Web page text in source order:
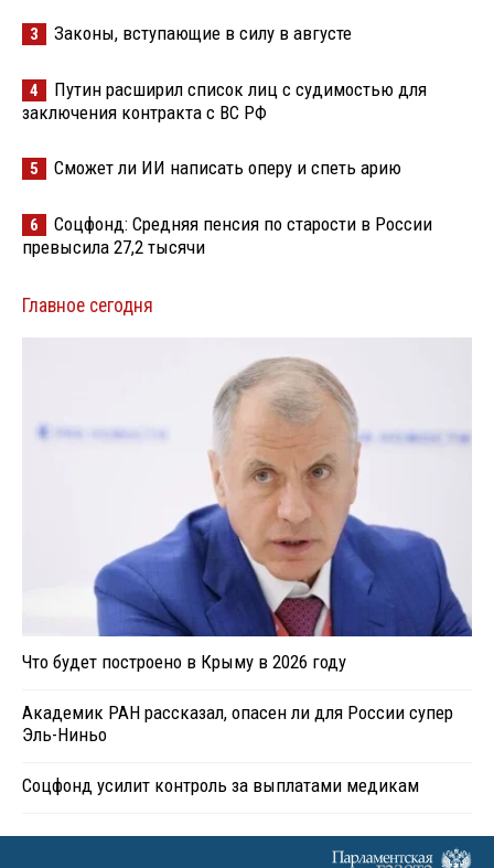
3 Законы, вступающие в силу в августе
4
Путин расширил список лиц с судимостью для
заключения контракта с ВС РФ
5 Сможет ли ИИ написать оперу и спеть арию
6
Соцфонд: Средняя пенсия по старости в России
превысила 27,2 тысячи
Главное сегодня
Что будет построено в Крыму в 2026 году
Академик РАН рассказал, опасен ли для России супер
Эль-Ниньо
Соцфонд усилит контроль за выплатами медикам